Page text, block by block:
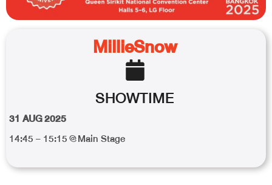
MillieSnow
SHOWTIME
31 AUG 2025
14:45 – 15:15 @Main Stage